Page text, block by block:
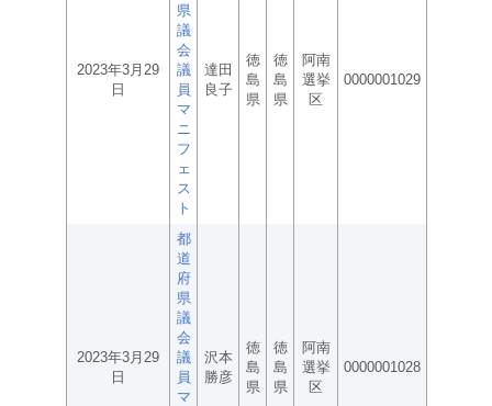
2023年3月29
日
県
議
会
議
員
マ
ニ
フ
ェ
ス
ト
達田
良子
徳
島
県
徳
島
県
阿南
選挙
区
0000001029
2023年3月29
日
都
道
府
県
議
会
議
員
マ
沢本
勝彦
徳
島
県
徳
島
県
阿南
選挙
区
0000001028